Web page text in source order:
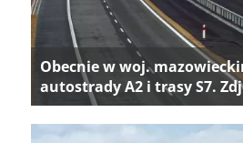
Obecnie w woj.
autostrady A2 i trasy S7.